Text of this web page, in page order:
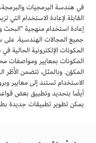
في هندسة البرمجيات
القابلة لإعادة الاستخدام
إعادة استخدام منهجية "البحث
جميع المجالات الهندسية. على
المكونات الإلكترونية
المكونات بمعايير ومواصفات
المكوّن. وبالمثل، تتضمن الأُطُر
الاستخدام تستند إلى معايير
أيضًا بتحديد وتطبيق بعض
يمكن تطوير تطبيقات جديدة